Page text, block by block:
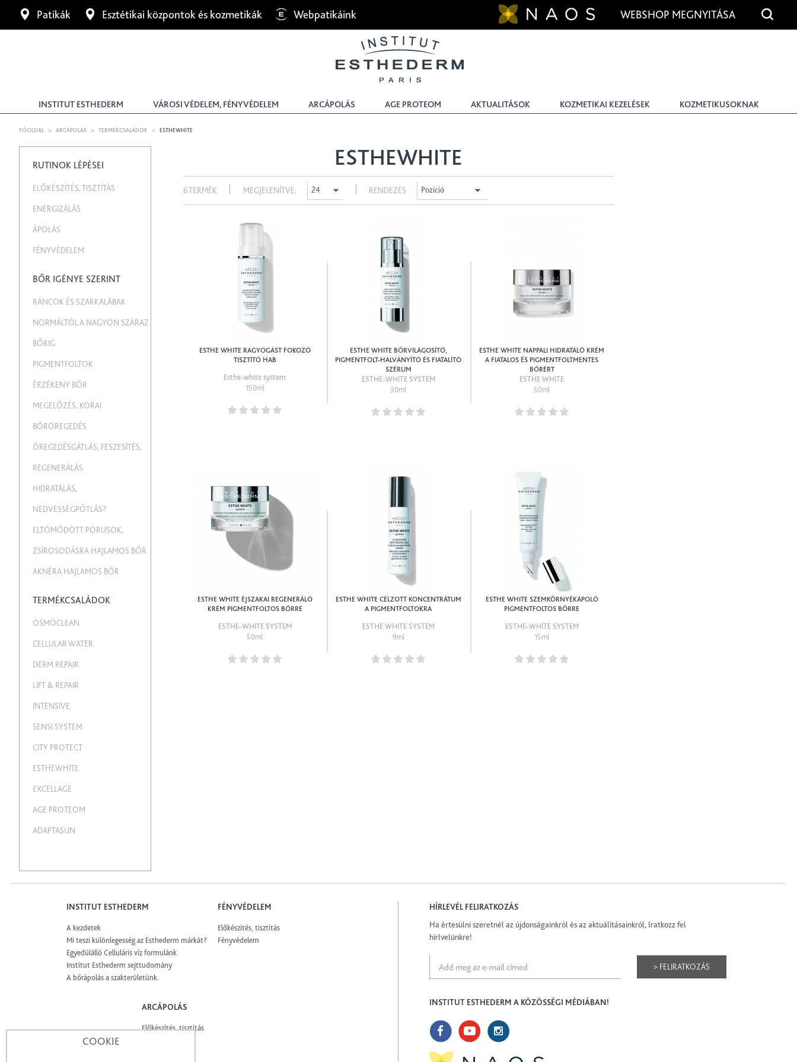
Patikák Esztétikai központok és kozmetikák Webpatikáink WEBSHOP MEGNYITÁSA
INSTITUT ESTHEDERM VÁROSI VÉDELEM, FÉNYVÉDELEM ARCÁPOLÁS AGE PROTEOM AKTUALITÁSOK KOZMETIKAI KEZELÉSEK KOZMETIKUSOKNAK
FŐOLDAL > ARCÁPOLÁS > TERMÉKCSALÁDOK > ESTHEWHITE
RUTINOK LÉPÉSEI
ELŐKÉSZÍTÉS, TISZTÍTÁS
ENERGIZÁLÁS
ÁPOLÁS
FÉNYVÉDELEM
BŐR IGÉNYE SZERINT
RÁNCOK ÉS SZARKALÁBAK
NORMÁLTÓL A NAGYON SZÁRAZ
BŐRIG
PIGMENTFOLTOK
ÉRZÉKENY BŐR
MEGELŐZÉS, KORAI
BŐRÖREGEDÉS
ÖREGEDÉSGÁTLÁS, FESZESÍTÉS,
REGENERÁLÁS
HIDRATÁLÁS,
NEDVESSÉGPÓTLÁS?
ELTÖMŐDÖTT PÓRUSOK,
ZSÍROSODÁSRA HAJLAMOS BŐR
AKNÉRA HAJLAMOS BŐR
TERMÉKCSALÁDOK
OSMOCLEAN
CELLULAR WATER
DERM REPAIR
LIFT & REPAIR
INTENSIVE
SENSI SYSTEM
CITY PROTECT
ESTHEWHITE
EXCELLAGE
AGE PROTEOM
ADAPTASUN
ESTHEWHITE
6 TERMÉK MEGJELENÍTVE RENDEZÉS
ESTHE WHITE RAGYOGÁST FOKOZÓ
TISZTÍTÓ HAB
Esthe-white system
150ml
ESTHE WHITE BŐRVILÁGOSÍTÓ,
PIGMENTFOLT-HALVÁNYÍTÓ ÉS FIATALÍTÓ
SZÉRUM
ESTHE-WHITE SYSTEM
30ml
ESTHE WHITE NAPPALI HIDRATÁLÓ KRÉM
A FIATALOS ÉS PIGMENTFOLTMENTES
BŐRÉRT
ESTHE WHITE
50ml
ESTHE WHITE ÉJSZAKAI REGENERÁLÓ
KRÉM PIGMENTFOLTOS BŐRRE
ESTHE-WHITE SYSTEM
50ml
ESTHE WHITE CÉLZOTT KONCENTRÁTUM
A PIGMENTFOLTOKRA
ESTHE WHITE SYSTEM
9ml
ESTHE WHITE SZEMKÖRNYÉKÁPOLÓ
PIGMENTFOLTOS BŐRRE
ESTHE-WHITE SYSTEM
15ml
INSTITUT ESTHEDERM
A kezdetek
Mi teszi különlegesség az Esthederm márkát?
Egyedülálló Celluláris víz formulánk
Institut Esthederm sejttudomány
A bőrápolás a szakterületünk.
FÉNYVÉDELEM
Előkészítés, tisztítás
Fényvédelem
ARCÁPOLÁS
Előkészítés, tisztítás
HÍRLEVÉL FELIRATKOZÁS
Ha értesülni szeretnél az újdonságainkról és az aktuálitásainkról, Iratkozz fel
hírlvelünkre!
> FELIRATKOZÁS
INSTITUT ESTHEDERM A KÖZÖSSÉGI MÉDIÁBAN!
COOKIE